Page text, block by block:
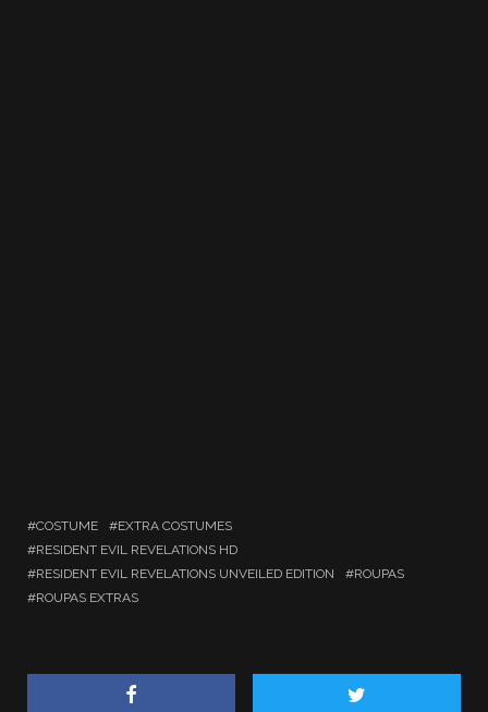
COSTUME
EXTRA COSTUMES
RESIDENT EVIL REVELATIONS HD
RESIDENT EVIL REVELATIONS UNVEILED EDITION
ROUPAS
ROUPAS EXTRAS